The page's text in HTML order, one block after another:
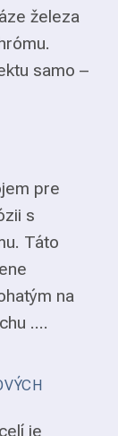
železa
samo –
pre
s
Táto
na
....
je